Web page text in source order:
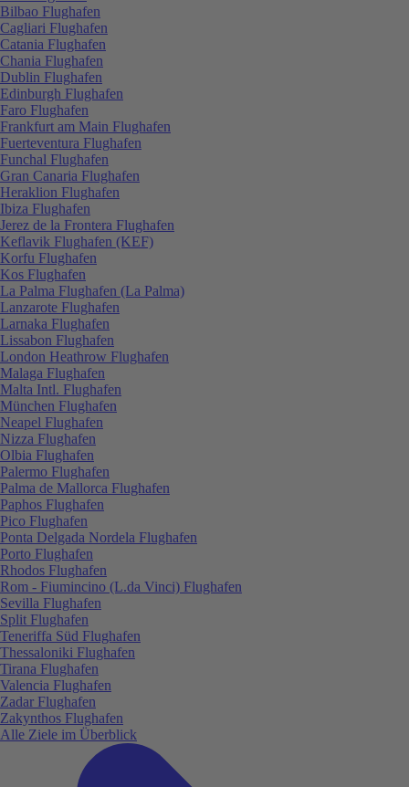
Bilbao Flughafen
Cagliari Flughafen
Catania Flughafen
Chania Flughafen
Dublin Flughafen
Edinburgh Flughafen
Faro Flughafen
Frankfurt am Main Flughafen
Fuerteventura Flughafen
Funchal Flughafen
Gran Canaria Flughafen
Heraklion Flughafen
Ibiza Flughafen
Jerez de la Frontera Flughafen
Keflavik Flughafen (KEF)
Korfu Flughafen
Kos Flughafen
La Palma Flughafen (La Palma)
Lanzarote Flughafen
Larnaka Flughafen
Lissabon Flughafen
London Heathrow Flughafen
Malaga Flughafen
Malta Intl. Flughafen
München Flughafen
Neapel Flughafen
Nizza Flughafen
Olbia Flughafen
Palermo Flughafen
Palma de Mallorca Flughafen
Paphos Flughafen
Pico Flughafen
Ponta Delgada Nordela Flughafen
Porto Flughafen
Rhodos Flughafen
Rom - Fiumincino (L.da Vinci) Flughafen
Sevilla Flughafen
Split Flughafen
Teneriffa Süd Flughafen
Thessaloniki Flughafen
Tirana Flughafen
Valencia Flughafen
Zadar Flughafen
Zakynthos Flughafen
Alle Ziele im Überblick